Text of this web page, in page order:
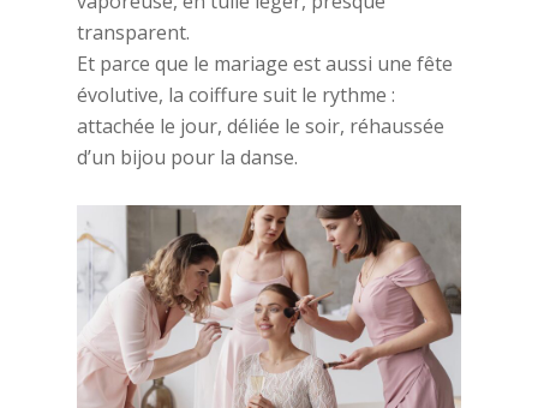
transparent.
Et parce que le mariage est aussi une fête
évolutive, la coiffure suit le rythme :
attachée le jour, déliée le soir, réhaussée
d’un bijou pour la danse.